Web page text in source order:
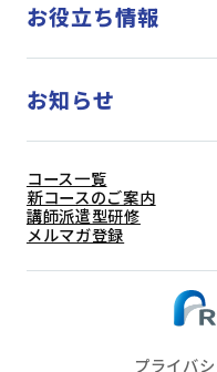
お役立ち情報
お知らせ
コース一覧
新コースのご案内
講師派遣型研修
メルマガ登録
プライバ